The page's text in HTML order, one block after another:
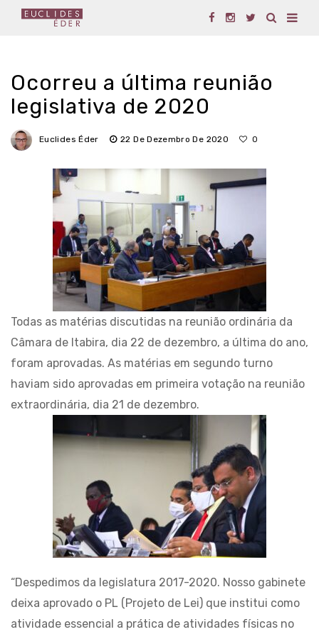
Ocorreu a última reunião
legislativa de 2020
Euclides Éder 22 De Dezembro De 2020 0
Todas as matérias discutidas na reunião ordinária da
Câmara de Itabira, dia 22 de dezembro, a última do ano,
foram aprovadas. As matérias em segundo turno
haviam sido aprovadas em primeira votação na reunião
extraordinária, dia 21 de dezembro.
“Despedimos da legislatura 2017-2020. Nosso gabinete
deixa aprovado o PL (Projeto de Lei) que institui como
atividade essencial a prática de atividades físicas no